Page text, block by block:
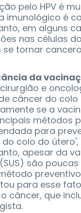
pelo HPV é
imunológico é
em alguns
nas células
se tornar
da
e
câncer do
se a
métodos
para
colo do útero',
apesar da
são
para esse
câncer, que